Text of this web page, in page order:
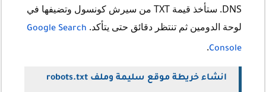
DNS. ستأخذ قيمة TXT من سيرش كونسول وتضيفها في
لوحة الدومين ثم تنتظر دقائق حتى يتأكد. Google Search
Console
.
انشاء خريطة موقع سليمة وملف robots.txt